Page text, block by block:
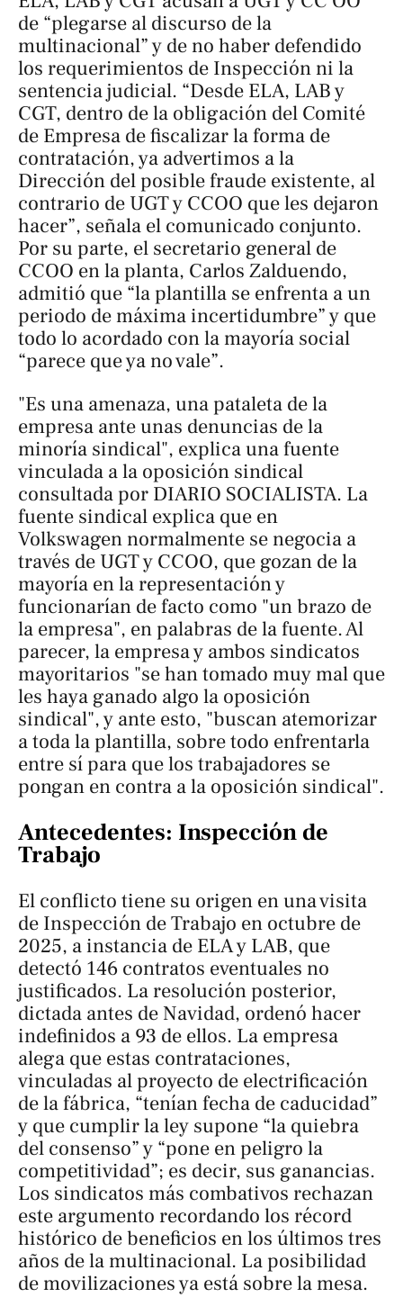
de “plegarse al discurso de la
multinacional” y de no haber defendido
los requerimientos de Inspección ni la
sentencia judicial. “Desde ELA, LAB y
CGT, dentro de la obligación del Comité
de Empresa de fiscalizar la forma de
contratación, ya advertimos a la
Dirección del posible fraude existente, al
contrario de UGT y CCOO que les dejaron
hacer”, señala el comunicado conjunto.
Por su parte, el secretario general de
CCOO en la planta, Carlos Zalduendo,
admitió que “la plantilla se enfrenta a un
periodo de máxima incertidumbre” y que
todo lo acordado con la mayoría social
“parece que ya no vale”.
"Es una amenaza, una pataleta de la
empresa ante unas denuncias de la
minoría sindical", explica una fuente
vinculada a la oposición sindical
consultada por DIARIO SOCIALISTA. La
fuente sindical explica que en
Volkswagen normalmente se negocia a
través de UGT y CCOO, que gozan de la
mayoría en la representación y
funcionarían de facto como "un brazo de
la empresa", en palabras de la fuente. Al
parecer, la empresa y ambos sindicatos
mayoritarios "se han tomado muy mal que
les haya ganado algo la oposición
sindical", y ante esto, "buscan atemorizar
a toda la plantilla, sobre todo enfrentarla
entre sí para que los trabajadores se
pongan en contra a la oposición sindical".
Antecedentes: Inspección de
Trabajo
El conflicto tiene su origen en una visita
de Inspección de Trabajo en octubre de
2025, a instancia de ELA y LAB, que
detectó 146 contratos eventuales no
justificados. La resolución posterior,
dictada antes de Navidad, ordenó hacer
indefinidos a 93 de ellos. La empresa
alega que estas contrataciones,
vinculadas al proyecto de electrificación
de la fábrica, “tenían fecha de caducidad”
y que cumplir la ley supone “la quiebra
del consenso” y “pone en peligro la
competitividad”; es decir, sus ganancias.
Los sindicatos más combativos rechazan
este argumento recordando los récord
histórico de beneficios en los últimos tres
años de la multinacional. La posibilidad
de movilizaciones ya está sobre la mesa.